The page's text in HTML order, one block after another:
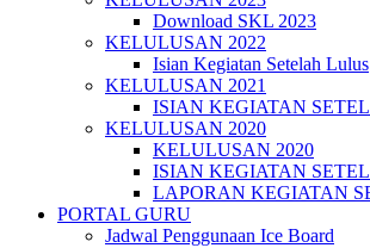
Download SKL 2023
KELULUSAN 2022
Isian Kegiatan Setelah Lulus
KELULUSAN 2021
ISIAN KEGIATAN
KELULUSAN 2020
KELULUSAN 2020
ISIAN KEGIATAN
LAPORAN KEGIATAN
PORTAL GURU
Jadwal Penggunaan Ice Board